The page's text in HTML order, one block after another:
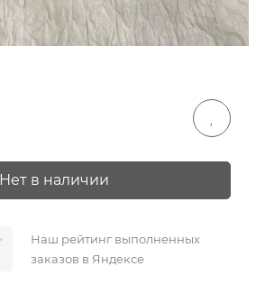
Нет в наличии
Наш рейтинг выполненных
заказов в Яндексе